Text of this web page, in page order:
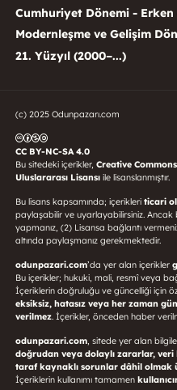
Cumhuriyet Dönemi - Erken
Modernleşme ve Gelişim
21. Yüzyıl (2000–...)
(c) 2025 Odunpazarı.com
CC BY-NC-SA 4.0
Bu sitedeki içerikler, Creative
Uluslararası Lisansı ile lisanslanmıştır.
Bu lisans kapsamında; içerikleri ticari
paylaşabilir ve uyarlayabilirsiniz. Ancak
yapmanız, (2) Lisansa bağlantı
altında paylaşmanız gerekmektedir.
odunpazari.com’da yer alan içerikler
Bu içerikler; hukuki, mali, resmî veya
İçeriklerin doğruluğu ve güncelliği için
eksiksiz, hatasız veya her zaman
verilmez. İçerikler, önceden haber
odunpazari.com, sitede yer alan
doğrudan veya dolaylı zararlar, veri
taraf kaynaklı sorunlar dâhil olmak
İçeriklerin kullanımı tamamen